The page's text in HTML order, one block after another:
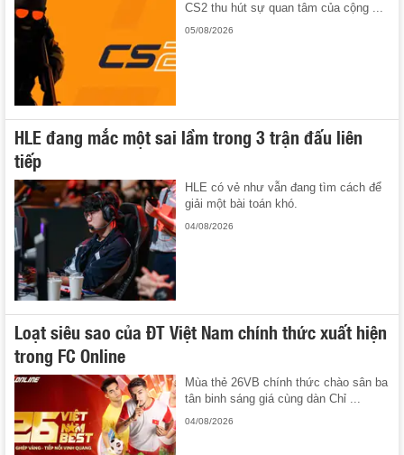
CS2 thu hút sự quan tâm của cộng ...
05/08/2026
HLE đang mắc một sai lầm trong 3 trận đấu liên
tiếp
HLE có vẻ như vẫn đang tìm cách để
giải một bài toán khó.
04/08/2026
Loạt siêu sao của ĐT Việt Nam chính thức xuất hiện
trong FC Online
Mùa thẻ 26VB chính thức chào sân ba
tân binh sáng giá cùng dàn Chỉ ...
04/08/2026